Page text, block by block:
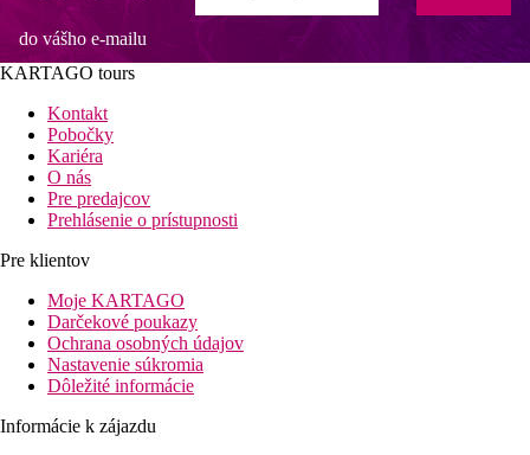
do vášho e-mailu
KARTAGO tours
Kontakt
Pobočky
Kariéra
O nás
Pre predajcov
Prehlásenie o prístupnosti
Pre klientov
Moje KARTAGO
Darčekové poukazy
Ochrana osobných údajov
Nastavenie súkromia
Dôležité informácie
Informácie k zájazdu